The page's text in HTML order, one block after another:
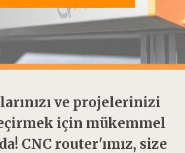
ve projelerinizi
için mükemmel
CNC router'ımız, size